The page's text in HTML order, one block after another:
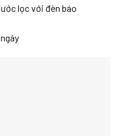
lọc với đèn báo